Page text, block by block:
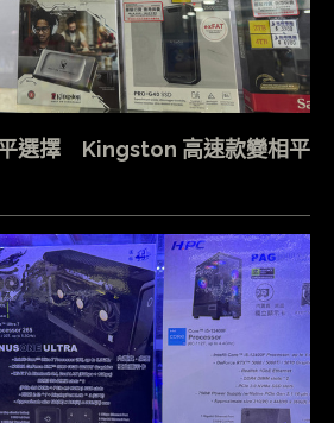
平選擇 Kingston 高速款變相平